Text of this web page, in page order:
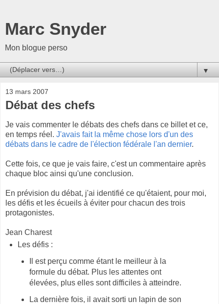
Marc Snyder
Mon blogue perso
▼
13 mars 2007
Débat des chefs
Je vais commenter le débats des chefs dans ce billet et ce,
en temps réel. J'avais fait la même chose lors d'un des
débats dans le cadre de l'élection fédérale l'an dernier.
Cette fois, ce que je vais faire, c'est un commentaire après
chaque bloc ainsi qu'une conclusion.
En prévision du débat, j'ai identifié ce qu'étaient, pour moi,
les défis et les écueils à éviter pour chacun des trois
protagonistes.
Jean Charest
Les défis :
Il est perçu comme étant le meilleur à la
formule du débat. Plus les attentes ont
élevées, plus elles sont difficiles à atteindre.
La dernière fois, il avait sorti un lapin de son